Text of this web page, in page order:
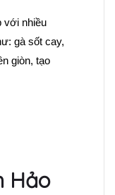
với nhiều
gà sốt cay,
giòn, tạo
Hảo